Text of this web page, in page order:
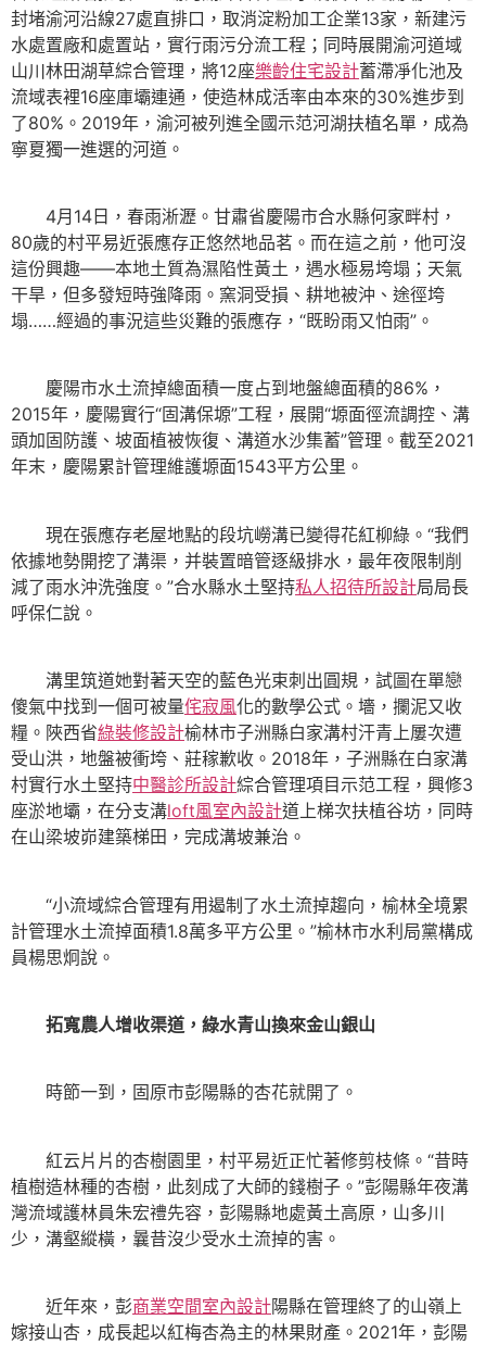
封堵渝河沿線27處直排口，取消淀粉加工企業13家，新建污
水處置廠和處置站，實行雨污分流工程；同時展開渝河道域
山川林田湖草綜合管理，將12座樂齡住宅設計蓄滯凈化池及
流域表裡16座庫壩連通，使造林成活率由本來的30%進步到
了80%。2019年，渝河被列進全國示范河湖扶植名單，成為
寧夏獨一進選的河道。
4月14日，春雨淅瀝。甘肅省慶陽市合水縣何家畔村，
80歲的村平易近張應存正悠然地品茗。而在這之前，他可沒
這份興趣——本地土質為濕陷性黃土，遇水極易垮塌；天氣
干旱，但多發短時強降雨。窯洞受損、耕地被沖、途徑垮
塌……經過的事況這些災難的張應存，“既盼雨又怕雨”。
慶陽市水土流掉總面積一度占到地盤總面積的86%，
2015年，慶陽實行“固溝保塬”工程，展開“塬面徑流調控、溝
頭加固防護、坡面植被恢復、溝道水沙集蓄”管理。截至2021
年末，慶陽累計管理維護塬面1543平方公里。
現在張應存老屋地點的段坑嶗溝已變得花紅柳綠。“我們
依據地勢開挖了溝渠，并裝置暗管逐級排水，最年夜限制削
減了雨水沖洗強度。”合水縣水土堅持私人招待所設計局局長
呼保仁說。
溝里筑道她對著天空的藍色光束刺出圓規，試圖在單戀
傻氣中找到一個可被量侘寂風化的數學公式。墻，攔泥又收
糧。陜西省綠裝修設計榆林市子洲縣白家溝村汗青上屢次遭
受山洪，地盤被衝垮、莊稼歉收。2018年，子洲縣在白家溝
村實行水土堅持中醫診所設計綜合管理項目示范工程，興修3
座淤地壩，在分支溝loft風室內設計道上梯次扶植谷坊，同時
在山梁坡峁建築梯田，完成溝坡兼治。
“小流域綜合管理有用遏制了水土流掉趨向，榆林全境累
計管理水土流掉面積1.8萬多平方公里。”榆林市水利局黨構成
員楊思炯說。
拓寬農人增收渠道，綠水青山換來金山銀山
時節一到，固原市彭陽縣的杏花就開了。
紅云片片的杏樹園里，村平易近正忙著修剪枝條。“昔時
植樹造林種的杏樹，此刻成了大師的錢樹子。”彭陽縣年夜溝
灣流域護林員朱宏禮先容，彭陽縣地處黃土高原，山多川
少，溝壑縱橫，曩昔沒少受水土流掉的害。
近年來，彭商業空間室內設計陽縣在管理終了的山嶺上
嫁接山杏，成長起以紅梅杏為主的林果財產。2021年，彭陽